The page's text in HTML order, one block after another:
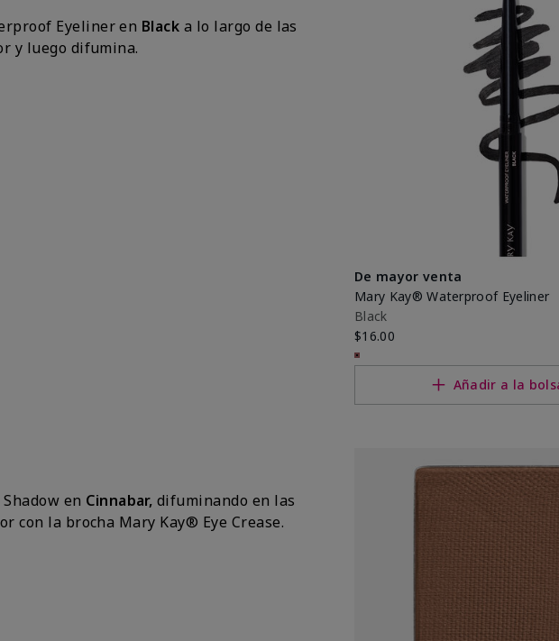
Eyeliner en Black a lo largo de las
y luego difumina.
De mayor venta
Mary Kay® Waterproof Eyeliner
Black
$16.00
Añadir a la
en Cinnabar, difuminando en las
con la brocha Mary Kay® Eye Crease.